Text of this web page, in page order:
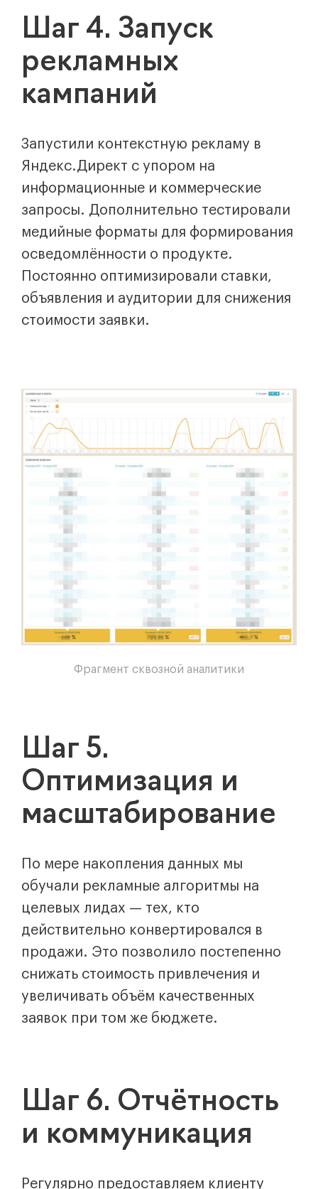
Шаг 4. Запуск
рекламных
кампаний
Запустили контекстную рекламу в
Яндекс.Директ с упором на
информационные и коммерческие
запросы. Дополнительно тестировали
медийные форматы для формирования
осведомлённости о продукте.
Постоянно оптимизировали ставки,
объявления и аудитории для снижения
стоимости заявки.
Фрагмент сквозной аналитики
Шаг 5.
Оптимизация и
масштабирование
По мере накопления данных мы
обучали рекламные алгоритмы на
целевых лидах — тех, кто
действительно конвертировался в
продажи. Это позволило постепенно
снижать стоимость привлечения и
увеличивать объём качественных
заявок при том же бюджете.
Шаг 6. Отчётность
и коммуникация
Регулярно предоставляем клиенту